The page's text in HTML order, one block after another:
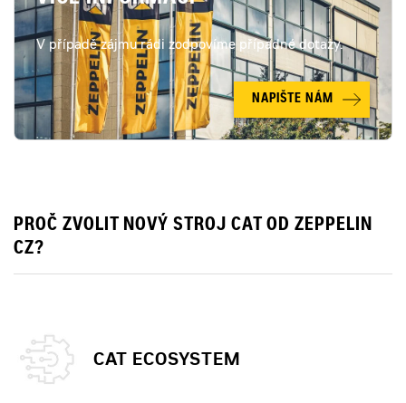
V případě zájmu rádi zodpovíme případné dotazy.
NAPIŠTE NÁM
PROČ ZVOLIT NOVÝ STROJ CAT OD ZEPPELIN
CZ?
CAT ECOSYSTEM